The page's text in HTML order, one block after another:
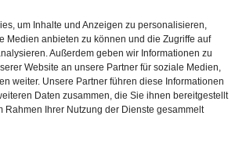
um Inhalte und Anzeigen zu personalisieren,
Medien anbieten zu können und die Zugriffe auf
Außerdem geben wir Informationen zu
Website an unsere Partner für soziale Medien,
weiter. Unsere Partner führen diese Informationen
Daten zusammen, die Sie ihnen bereitgestellt
Rahmen Ihrer Nutzung der Dienste gesammelt